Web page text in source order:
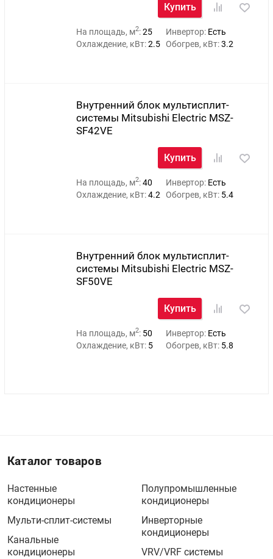
Купить
На площадь, м2:25 Инвертор: Есть
Охлаждение, кВт:2.5 Обогрев, кВт:3.2
Внутренний блок мультисплит-
системы Mitsubishi Electric MSZ-
SF42VE
Купить
На площадь, м2:40 Инвертор: Есть
Охлаждение, кВт:4.2 Обогрев, кВт: 5.4
Внутренний блок мультисплит-
системы Mitsubishi Electric MSZ-
SF50VE
Купить
На площадь, м2: 50 Инвертор: Есть
Охлаждение, кВт: 5 Обогрев, кВт: 5.8
Каталог товаров
Настенные
кондиционеры
Мульти-сплит-системы
Канальные
кондиционеры
Полупромышленные
кондиционеры
Инверторные
кондиционеры
VRV/VRF системы